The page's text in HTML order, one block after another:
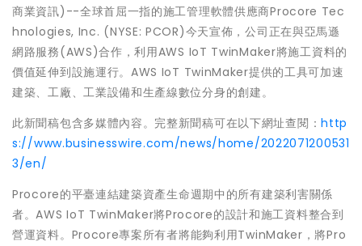
商業資訊)--全球首屈一指的施工管理軟體供應商Procore Tec
hnologies, Inc. (NYSE: PCOR)今天宣佈，公司正在與亞馬遜
網路服務(AWS)合作，利用AWS IoT TwinMaker將施工資料的
價值延伸到設施運行。AWS IoT TwinMaker提供的工具可加速
建築、工廠、工業設備和生產線數位分身的創建。
此新聞稿包含多媒體內容。完整新聞稿可在以下網址查閱：http
s://www.businesswire.com/news/home/2022071200531
3/en/
Procore的平臺連結建築資產生命週期中的所有建築利害關係
者。AWS IoT TwinMaker將Procore的設計和施工資料整合到
營運資料。Procore專案所有者將能夠利用TwinMaker，將Pro